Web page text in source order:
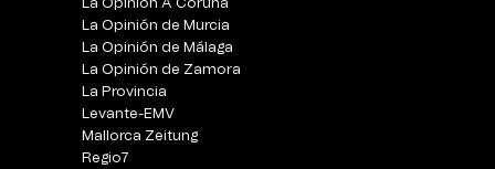
La Opinión A Coruña
La Opinión de Murcia
La Opinión de Málaga
La Opinión de Zamora
La Provincia
Levante-EMV
Mallorca Zeitung
Regio7